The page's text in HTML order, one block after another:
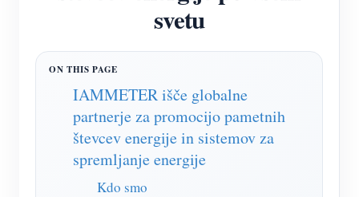
WiFi krmilnik napajanja
IAMMETER Cloud Pro
Storitev samostojnega gostovanja
EV Polnilec
Simulator IAMMETER
svetu
IAMMETER išče globalne
partnerje za promocijo pametnih
števcev energije in sistemov za
spremljanje energije
Kdo smo